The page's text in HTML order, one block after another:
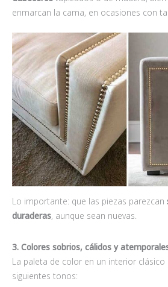
enmarcan la cama, en ocasiones con
Lo importante: que las piezas parezcan
duraderas, aunque sean nuevas.
3. Colores sobrios, cálidos y
La paleta de color en un interior
siguientes tonos: